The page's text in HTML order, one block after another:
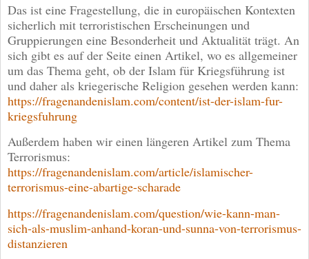
Das ist eine Fragestellung, die in europäischen Kontexten
sicherlich mit terroristischen Erscheinungen und
Gruppierungen eine Besonderheit und Aktualität trägt. An
sich gibt es auf der Seite einen Artikel, wo es allgemeiner
um das Thema geht, ob der Islam für Kriegsführung ist
und daher als kriegerische Religion gesehen werden kann:
https://fragenandenislam.com/content/ist-der-islam-fur-
kriegsfuhrung
Außerdem haben wir einen längeren Artikel zum Thema
Terrorismus:
https://fragenandenislam.com/article/islamischer-
terrorismus-eine-abartige-scharade
https://fragenandenislam.com/question/wie-kann-man-
sich-als-muslim-anhand-koran-und-sunna-von-terrorismus-
distanzieren